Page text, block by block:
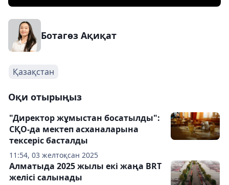
Ботагөз Ақиқат
Қазақстан
Оқи отырыңыз
11:54, 03 желтоқсан 2025
"Директор жұмыстан босатылды":
СҚО-да мектеп асханаларына
тексеріс басталды
Алматыда 2025 жылы екі жаңа BRT
желісі салынады